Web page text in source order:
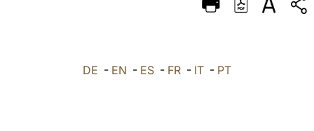
DE - EN - ES - FR - IT - PT